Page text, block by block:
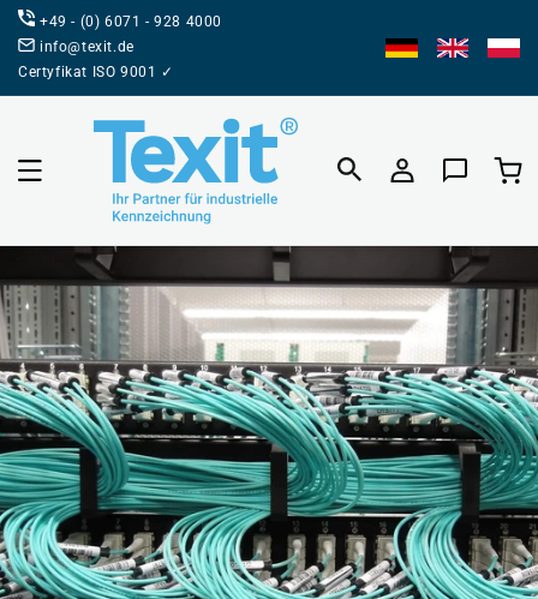
BEZPOŚREDNIO
DO TREŚCI
+49 - (0) 6071 - 928 4000
info@texit.de
Certyfikat ISO 9001 ✓
Koszyk